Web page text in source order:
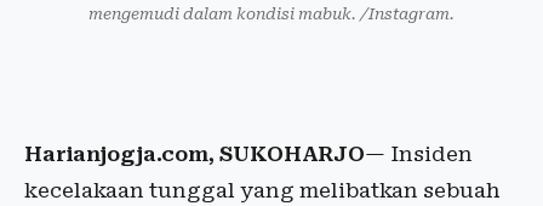
mengemudi dalam kondisi mabuk. /Instagram.
Harianjogja.com, SUKOHARJO— Insiden
kecelakaan tunggal yang melibatkan sebuah